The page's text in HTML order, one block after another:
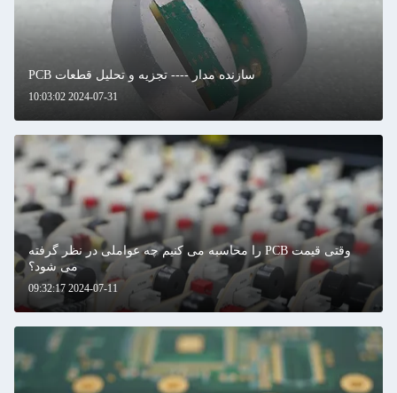
2024-07-31 10:03:02
سازنده مدار ---- تجزیه و تحلیل قطعات PCB
2024-07-11 09:32:17
وقتی قیمت PCB را محاسبه می کنیم چه عواملی در نظر گرفته
می شود؟